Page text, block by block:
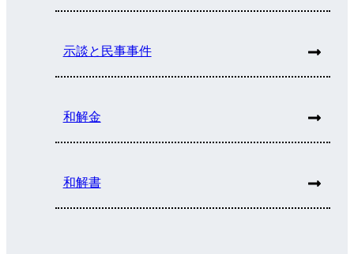
示談と民事事件
和解金
和解書